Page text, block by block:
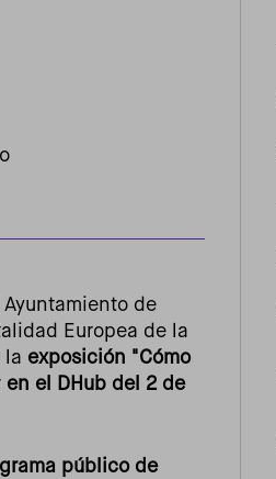
de
Europea de la
la exposición "Cómo
en el DHub del 2 de
público de